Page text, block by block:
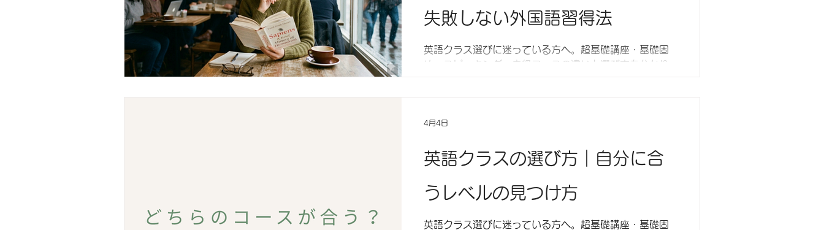
失敗しない外国語習得法
英語クラス選びに迷っている方へ。超基礎講座・基礎固
め・スピーキング・中級コースの違いと選び方を分かり
英語クラスの選び方｜自分に合
うレベルの見つけ方
英語クラス選びに迷っている方へ。超基礎講座・基礎固
4月4日